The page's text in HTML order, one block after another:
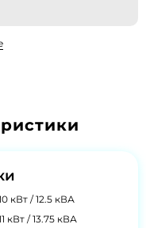
кВт / 12.5 кВА
кВт / 13.75 кВА